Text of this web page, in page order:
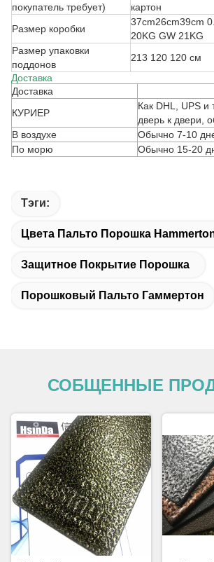
покупатель требует)
картон
Размер коробки
37cm26cm39cm
20KG GW 21KG
Размер упаковки
поддонов
213 120 120 см
Доставка
Доставка
КУРИЕР
Как DHL, UPS и
дверь к двери,
В воздухе
Обычно 7-10
По морю
Обычно 15-20
Тэги:
Цвета Пальто Порошка
Защитное Покрытие Порошка
Порошковый Пальто Гаммертон
СОБЩЕННЫЕ